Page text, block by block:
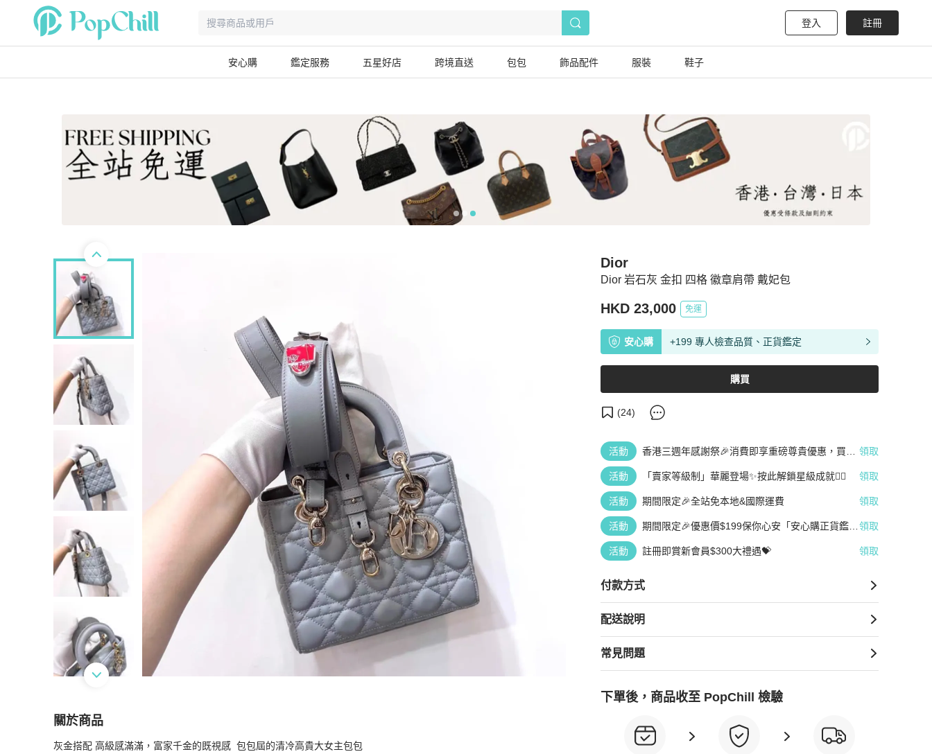
登入 註冊
安心購 鑑定服務 五星好店 跨境直送 包包 飾品配件 服裝 鞋子
Dior 岩石灰 金扣 四格 徽章肩帶 戴妃包
Dior
HKD 23,000 免運
安心購 +199 專人檢查品質、正貨鑑定
購買
(24)
活動
香港三週年感謝祭🎉消費即享重磅尊貴優惠，買越
領取
活動 「賣家等級制」華麗登場✨按此解鎖星級成就👆🏻 領取
活動 期間限定🎉全站免本地&國際運費 領取
活動
期間限定🎉優惠價$199保你心安「安心購正貨鑑
領取
活動 註冊即賞新會員$300大禮遇💝 領取
付款方式
配送說明
常見問題
下單後，商品收至 PopChill 檢驗
關於商品
關於Dior 岩石灰 金扣 四格 徽章肩帶 戴妃包商品詳情與購買須知
灰金搭配 高級感滿滿，富家千金的既視感  包包屆的清冷高貴大女主包包